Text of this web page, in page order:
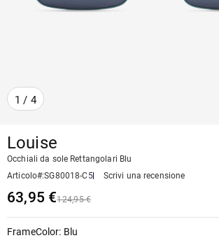
1 / 4
Louise
Occhiali da sole Rettangolari Blu
Articolo#:SG80018-C5 Scrivi una recensione
63,95 €124,95 €
FrameColor: Blu